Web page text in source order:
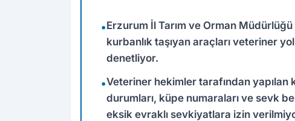
•Erzurum İl Tarım ve Orman
kurbanlık taşıyan araçları veteriner
denetliyor.
•Veteriner hekimler tarafından yapılan
durumları, küpe numaraları ve sevk
eksik evraklı sevkiyatlara izin